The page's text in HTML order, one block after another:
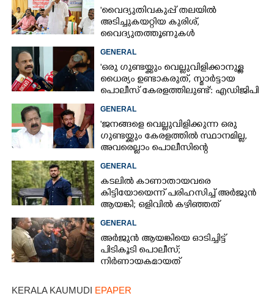
'വൈദ്യുതിവകുപ്പ് തലയിൽ
അടിച്ചുകയറ്റിയ കുരിശ്‌,
വൈദ്യുതത്തൂണുകൾ
വിളിക്കുന്ന കാലമാണിത്'
GENERAL
'ഒരു ഗുണ്ടയ്ക്കും വെല്ലുവിളിക്കാനുള്ള
ധൈര്യം ഉണ്ടാകരുത്, സ്മാർട്ടായ
പൊലീസ് കേരളത്തിലുണ്ട്': എഡിജിപി
GENERAL
'ജനങ്ങളെ വെല്ലുവിളിക്കുന്ന ഒരു
ഗുണ്ടയ്ക്കും കേരളത്തിൽ സ്ഥാനമില്ല,​
അവരെല്ലാം പൊലീസിന്റെ
GENERAL
കടലിൽ കാണാതായവരെ
കിട്ടിയോയെന്ന് പരിഹസിച്ച് അർജുൻ
ആയങ്കി; ഒളിവിൽ കഴിഞ്ഞത്
GENERAL
അർജുൻ ആയങ്കിയെ ഓടിച്ചിട്ട്
പിടികൂടി പൊലീസ്;
നിർണായകമായത്
സംശയം
KERALA KAUMUDI EPAPER